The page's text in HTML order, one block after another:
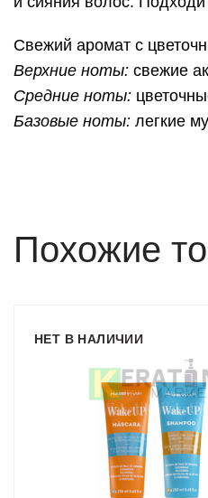
Свежий аромат с
Верхние ноты: свежие
Средние ноты:
Базовые ноты: легкие
Похожие
НЕТ В НАЛИЧИИ